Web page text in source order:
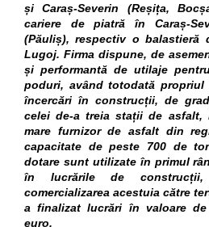
și Caraș-Severin (Reșița,
cariere de piatră în Caraș-
(Păuliș), respectiv o balastieră
Lugoj. Firma dispune, de
și performantă de utilaje
poduri, având totodată
încercări în construcții, de
celei de-a treia stații de asfalt,
mare furnizor de asfalt din
capacitate de peste 700 de
dotare sunt utilizate în primul
în lucrările de
comercializarea acestuia către
a finalizat lucrări în valoare
euro.